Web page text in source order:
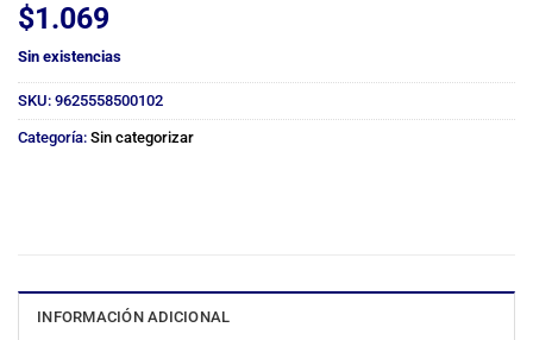
$1.069
Sin existencias
SKU: 9625558500102
Categoría: Sin categorizar
INFORMACIÓN ADICIONAL